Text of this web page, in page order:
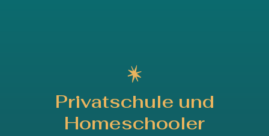
Privatschule und
Homeschooler